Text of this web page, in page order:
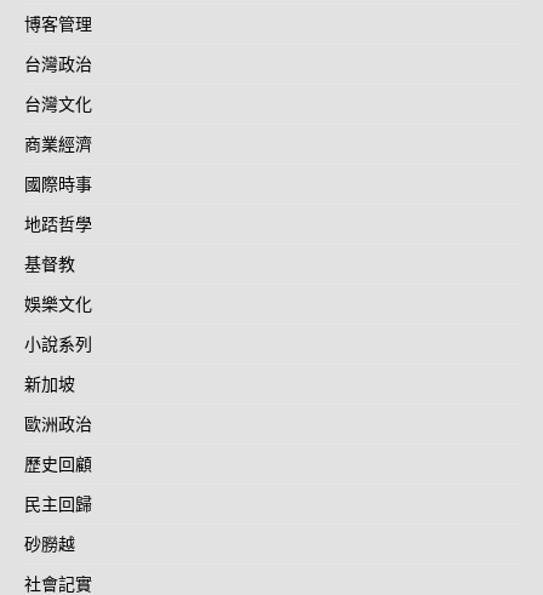
博客管理
台灣政治
台灣文化
商業經濟
國際時事
地踎哲學
基督教
娛樂文化
小說系列
新加坡
歐洲政治
歷史回顧
民主回歸
砂朥越
社會記實